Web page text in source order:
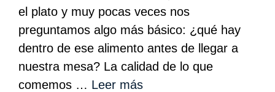
el plato y muy pocas veces nos
preguntamos algo más básico: ¿qué hay
dentro de ese alimento antes de llegar a
nuestra mesa? La calidad de lo que
comemos … Leer más